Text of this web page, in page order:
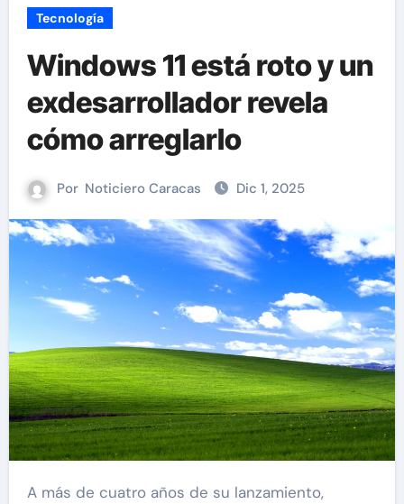
Tecnología
Windows 11 está roto y un
exdesarrollador revela
cómo arreglarlo
Por Noticiero Caracas Dic 1, 2025
A más de cuatro años de su lanzamiento,